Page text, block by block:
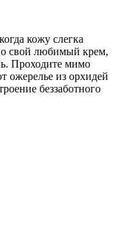
кожу слегка
свой любимый крем,
Проходите мимо
ожерелье из орхидей
беззаботного